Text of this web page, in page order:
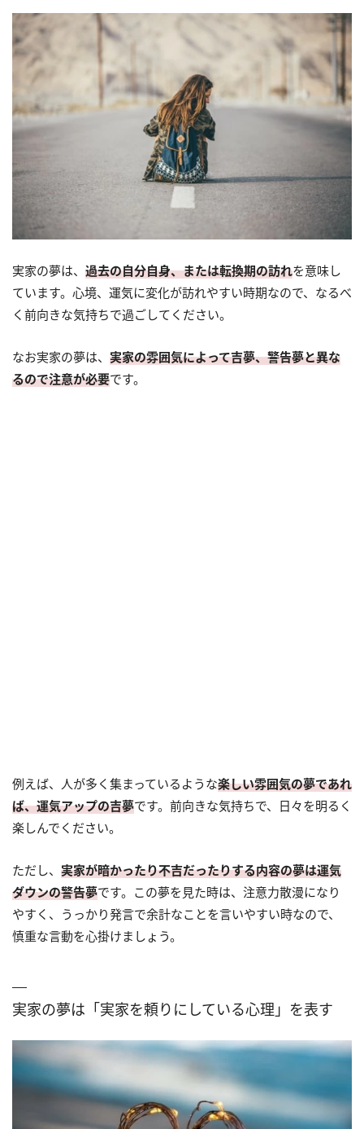
実家の夢は、 過去の自分自身、または転換期の訪れを意味し
ています。心境、運気に変化が訪れやすい時期なので、なるべ
く前向きな気持ちで過ごしてください。
なお実家の夢は、 実家の雰囲気によって吉夢、警告夢と異な
るので注意が必要です。
例えば、人が多く集まっているような楽しい雰囲気の夢であれ
ば、運気アップの吉夢です。前向きな気持ちで、日々を明るく
楽しんでください。
ただし、 実家が暗かったり不吉だったりする内容の夢は運気
ダウンの警告夢です。この夢を見た時は、注意力散漫になり
やすく、うっかり発言で余計なことを言いやすい時なので、
慎重な言動を心掛けましょう。
実家の夢は「実家を頼りにしている心理」を表す